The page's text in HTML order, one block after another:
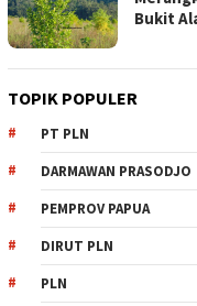
Bukit
TOPIK POPULER
PT PLN
DARMAWAN PRASODJO
PEMPROV PAPUA
DIRUT PLN
PLN